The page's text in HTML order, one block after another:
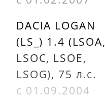
DACIA LOGAN
(LS_) 1.4 (LSOA,
LSOC, LSOE,
LSOG), 75 л.с.
с 01.09.2004